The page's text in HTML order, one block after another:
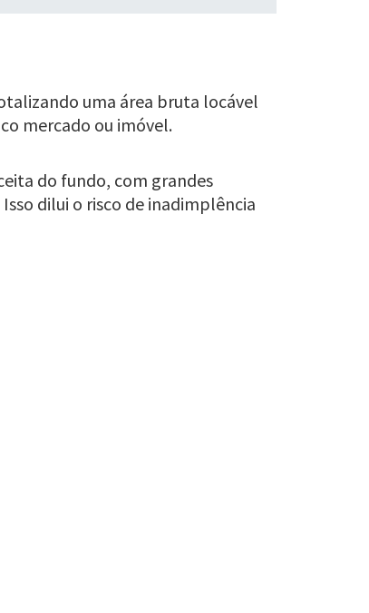
uma área bruta locável
mercado ou imóvel.
do fundo, com grandes
dilui o risco de inadimplência